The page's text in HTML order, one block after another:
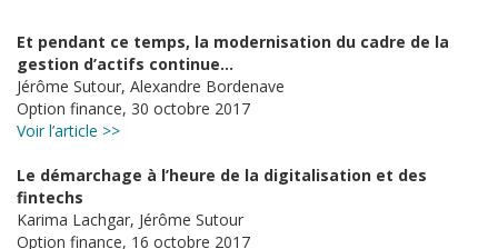
Et pendant ce temps, la modernisation du cadre de la
gestion d’actifs continue…
Jérôme Sutour, Alexandre Bordenave
Option finance, 30 octobre 2017
Voir l’article >>
Le démarchage à l’heure de la digitalisation et des
fintechs
Karima Lachgar, Jérôme Sutour
Option finance, 16 octobre 2017